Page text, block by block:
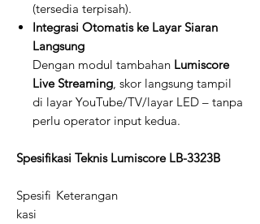
(tersedia terpisah).
Integrasi Otomatis ke Layar Siaran
Langsung
Dengan modul tambahan Lumiscore
Live Streaming, skor langsung tampil
di layar YouTube/TV/layar LED – tanpa
perlu operator input kedua.
Spesifikasi Teknis Lumiscore LB-3323B
Spesifi
kasi
Keterangan